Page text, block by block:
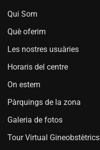
Qui Som
Què oferim
Les nostres usuàries
Horaris del centre
On estem
Pàrquings de la zona
Galeria de fotos
Tour Virtual Gineobstètrics